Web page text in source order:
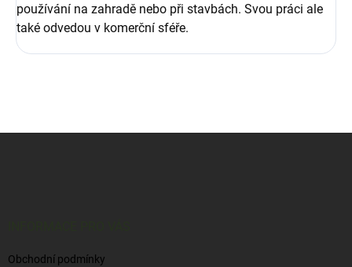
používání na zahradě nebo při stavbách. Svou práci ale
také odvedou v komerční sféře.
Obchodní podmínky